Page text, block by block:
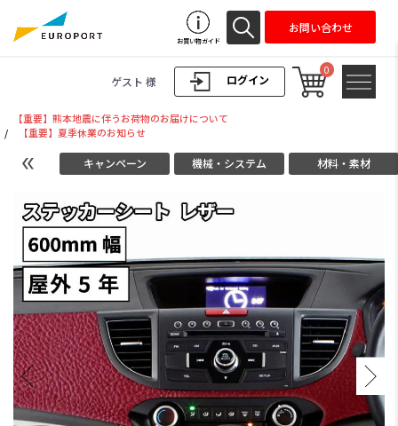
ログイン
ゲスト 様
0
お買い物ガイド
お問い合わせ
【重要】熊本地震に伴うお荷物のお届けについて
/
【重要】夏季休業のお知らせ
キャンペーン 機械・システム 材料・素材